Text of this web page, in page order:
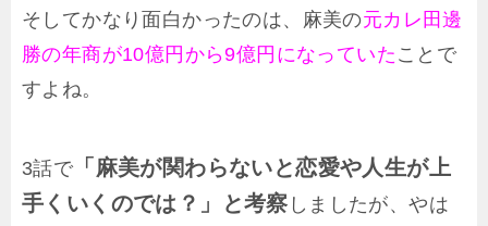
そしてかなり面白かったのは、麻美の元カレ田邊
勝の年商が10億円から9億円になっていた ことで
すよね。
3話で「麻美が関わらないと恋愛や人生が上
手くいくのでは？」と考察 しましたが、やは